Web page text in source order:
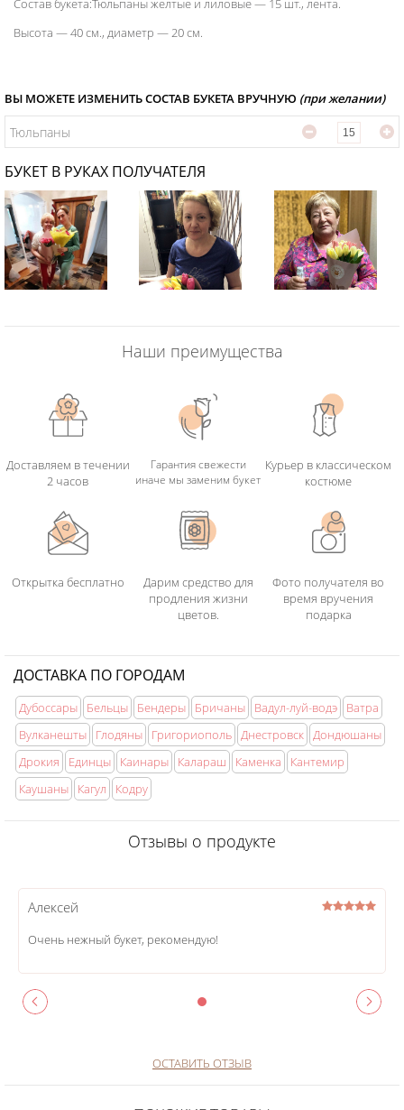
Состав букета:Тюльпаны желтые и лиловые — 15 шт., лента.
Высота — 40 см., диаметр — 20 см.
ВЫ МОЖЕТЕ ИЗМЕНИТЬ СОСТАВ БУКЕТА ВРУЧНУЮ (при желании)
Тюльпаны
БУКЕТ В РУКАХ ПОЛУЧАТЕЛЯ
Наши преимущества
Доставляем в течении
2 часов
Гарантия свежести
иначе мы заменим букет
Курьер в классическом
костюме
Открытка бесплатно
Дарим средство для
продления жизни
цветов.
Фото получателя во
время вручения
подарка
ДОСТАВКА ПО ГОРОДАМ
Дубоссары Бельцы Бендеры Бричаны Вадул-луй-водэ
Ватра
Вулканешты
Глодяны Григориополь Днестровск Дондюшаны
Дрокия
Единцы Каинары Калараш Каменка
Кантемир
Каушаны
Кагул Кодру
Отзывы о продукте
Алексей
Очень нежный букет, рекомендую!
ОСТАВИТЬ ОТЗЫВ